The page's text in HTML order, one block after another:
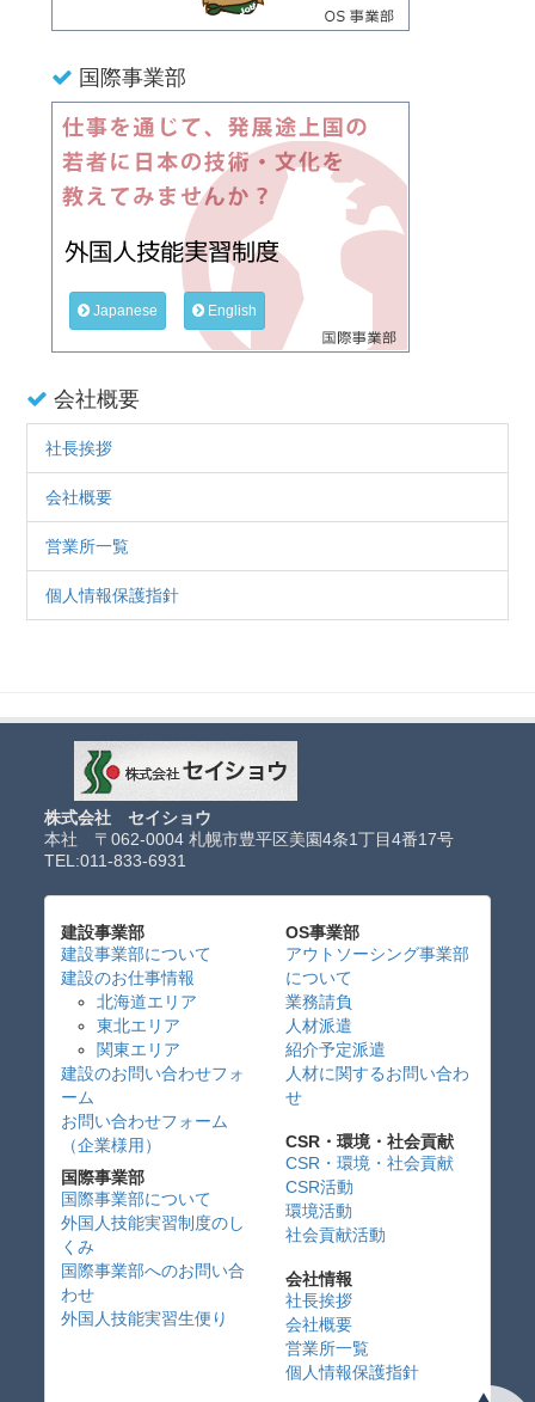
国際事業部
English
Japanese
会社概要
社長挨拶
会社概要
営業所一覧
個人情報保護指針
株式会社 セイショウ
本社 〒062-0004 札幌市豊平区美園4条1丁目4番17号
TEL:011-833-6931
建設事業部
建設事業部について
建設のお仕事情報
北海道エリア
東北エリア
関東エリア
建設のお問い合わせフォ
ーム
お問い合わせフォーム
（企業様用）
国際事業部
国際事業部について
外国人技能実習制度のし
くみ
国際事業部へのお問い合
わせ
外国人技能実習生便り
OS事業部
アウトソーシング事業部
について
業務請負
人材派遣
紹介予定派遣
人材に関するお問い合わ
せ
CSR・環境・社会貢献
CSR・環境・社会貢献
CSR活動
環境活動
社会貢献活動
会社情報
社長挨拶
会社概要
営業所一覧
個人情報保護指針